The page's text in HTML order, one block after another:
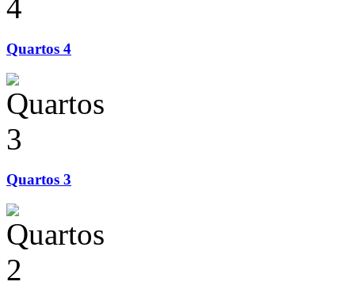
Quartos 4
Quartos 3